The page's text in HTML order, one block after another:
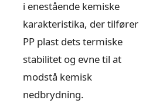
i enestående kemiske
karakteristika, der tilfører
PP plast dets termiske
stabilitet og evne til at
modstå kemisk
nedbrydning.